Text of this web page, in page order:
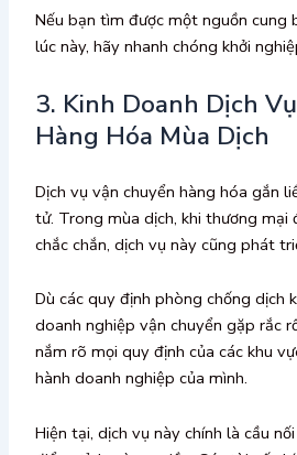
Nếu bạn tìm được một nguồn cung
lúc này, hãy nhanh chóng khởi
3. Kinh Doanh Dịch
Hàng Hóa Mùa Dịch
Dịch vụ vận chuyển hàng hóa gắn
tử. Trong mùa dịch, khi thương mại
chắc chắn, dịch vụ này cũng phát
Dù các quy định phòng chống dịch
doanh nghiệp vận chuyển gặp rắc
nắm rõ mọi quy định của các khu
hành doanh nghiệp của mình.
Hiện tại, dịch vụ này chính là cầu